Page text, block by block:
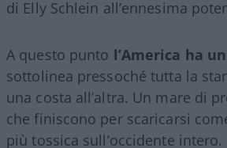
di Elly Schlein all’ennesima
A questo punto l’America ha
sottolinea pressoché tutta la
una costa all’altra. Un mare di
che finiscono per scaricarsi
più tossica sull’occidente intero.